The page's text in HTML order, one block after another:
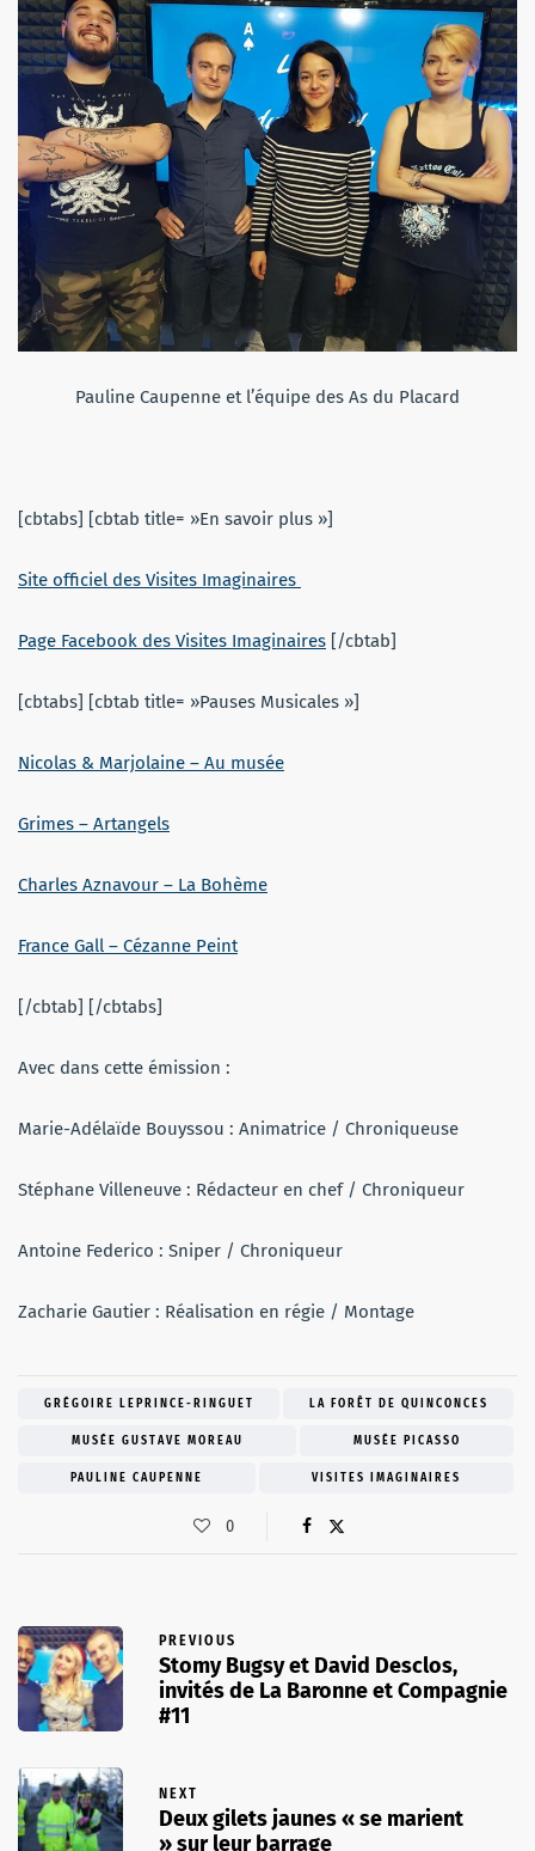
Pauline Caupenne et l’équipe des As du Placard
[cbtabs] [cbtab title= »En savoir plus »]
Site officiel des Visites Imaginaires
Page Facebook des Visites Imaginaires [/cbtab]
[cbtabs] [cbtab title= »Pauses Musicales »]
Nicolas & Marjolaine – Au musée
Grimes – Artangels
Charles Aznavour – La Bohème
France Gall – Cézanne Peint
[/cbtab] [/cbtabs]
Avec dans cette émission :
Marie-Adélaïde Bouyssou : Animatrice / Chroniqueuse
Stéphane Villeneuve : Rédacteur en chef / Chroniqueur
Antoine Federico : Sniper / Chroniqueur
Zacharie Gautier : Réalisation en régie / Montage
GRÉGOIRE LEPRINCE-RINGUET LA FORÊT DE QUINCONCES
MUSÉE GUSTAVE MOREAU MUSÉE PICASSO
PAULINE CAUPENNE VISITES IMAGINAIRES
0
PREVIOUS
Stomy Bugsy et David Desclos,
invités de La Baronne et Compagnie
#11
NEXT
Deux gilets jaunes « se marient
» sur leur barrage